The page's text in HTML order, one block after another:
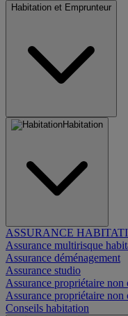
Habitation et Emprunteur
Habitation
ASSURANCE
Assurance multirisque
Assurance déménagement
Assurance studio
Assurance propriétaire non
Assurance propriétaire non
Conseils habitation